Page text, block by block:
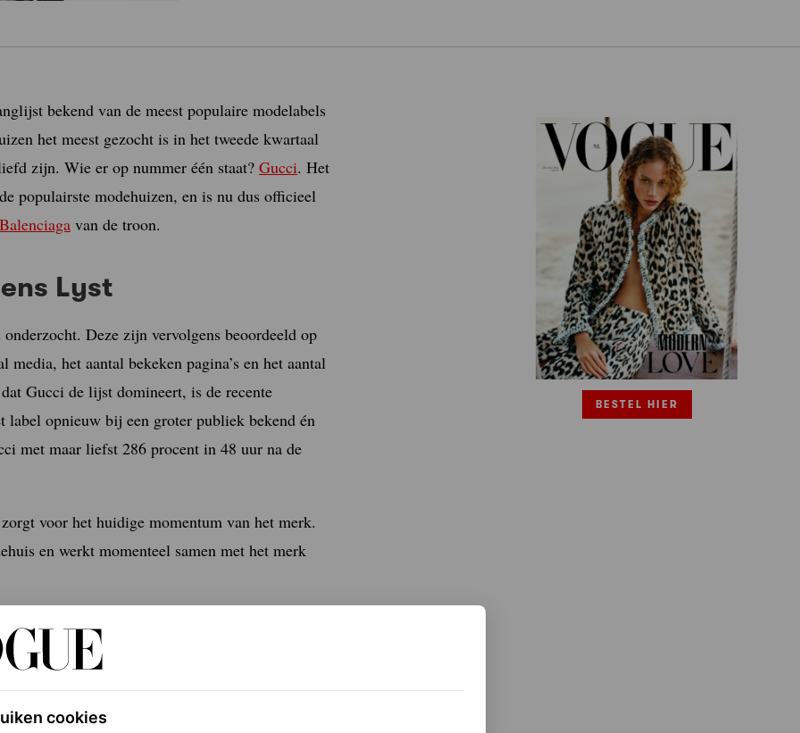
bekend van de meest populaire modelabels
het meest gezocht is in het tweede kwartaal
zijn. Wie er op nummer één staat? Gucci. Het
populairste modehuizen, en is nu dus officieel
Balenciaga van de troon.
Lyst
Deze zijn vervolgens beoordeeld op
het aantal bekeken pagina’s en het aantal
Gucci de lijst domineert, is de recente
label opnieuw bij een groter publiek bekend én
met maar liefst 286 procent in 48 uur na de
zorgt voor het huidige momentum van het merk.
en werkt momenteel samen met het merk
naar de tweede plek. Het modehuis is nog
door de samenwerking met Kanye Wests Yeezy
BESTEL HIER
cookies